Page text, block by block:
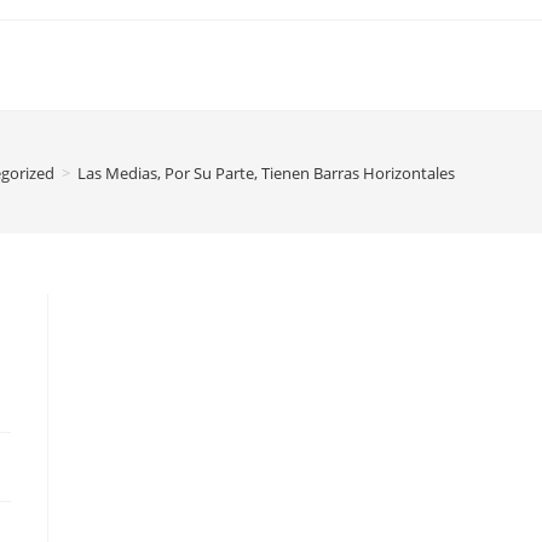
> Las Medias, Por Su Parte, Tienen Barras Horizontales